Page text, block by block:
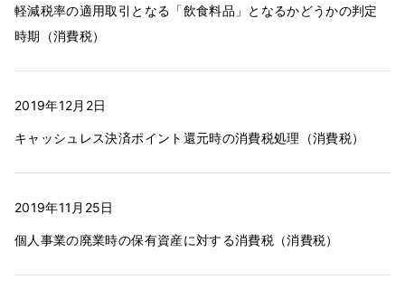
軽減税率の適用取引となる「飲食料品」となるかどうかの判定
時期（消費税）
2019年12月2日
キャッシュレス決済ポイント還元時の消費税処理（消費税）
2019年11月25日
個人事業の廃業時の保有資産に対する消費税（消費税）